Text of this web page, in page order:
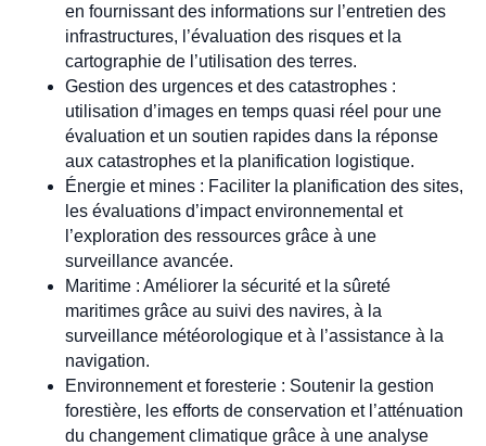
en fournissant des informations sur l’entretien des
infrastructures, l’évaluation des risques et la
cartographie de l’utilisation des terres.
Gestion des urgences et des catastrophes :
utilisation d’images en temps quasi réel pour une
évaluation et un soutien rapides dans la réponse
aux catastrophes et la planification logistique.
Énergie et mines : Faciliter la planification des sites,
les évaluations d’impact environnemental et
l’exploration des ressources grâce à une
surveillance avancée.
Maritime : Améliorer la sécurité et la sûreté
maritimes grâce au suivi des navires, à la
surveillance météorologique et à l’assistance à la
navigation.
Environnement et foresterie : Soutenir la gestion
forestière, les efforts de conservation et l’atténuation
du changement climatique grâce à une analyse